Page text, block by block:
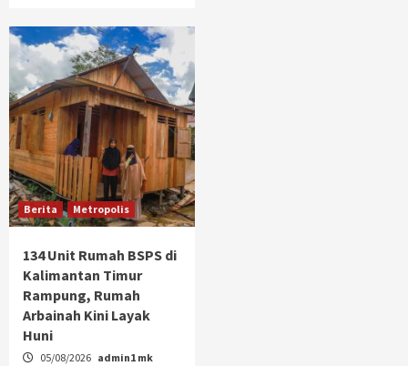
Berita Metropolis
134 Unit Rumah BSPS di
Kalimantan Timur
Rampung, Rumah
Arbainah Kini Layak
Huni
05/08/2026 admin1 mk